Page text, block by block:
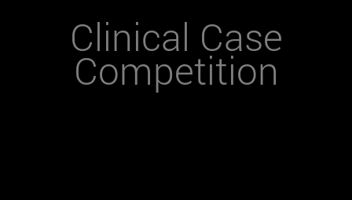
Clinical Case
Competition